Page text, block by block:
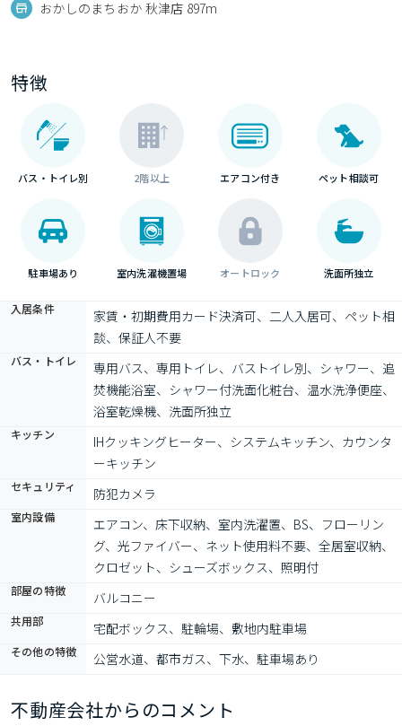
おかしのまちおか 秋津店 897m
特徴
バス・トイレ別 2階以上 エアコン付き ペット相談可
駐車場あり 室内洗濯機置場 オートロック 洗面所独立
入居条件
家賃・初期費用カード決済可、二人入居可、ペット相
談、保証人不要
バス・トイレ
専用バス、専用トイレ、バストイレ別、シャワー、追
焚機能浴室、シャワー付洗面化粧台、温水洗浄便座、
浴室乾燥機、洗面所独立
キッチン
IHクッキングヒーター、システムキッチン、カウンタ
ーキッチン
セキュリティ 防犯カメラ
室内設備
エアコン、床下収納、室内洗濯置、BS、フローリン
グ、光ファイバー、ネット使用料不要、全居室収納、
クロゼット、シューズボックス、照明付
部屋の特徴 バルコニー
共用部 宅配ボックス、駐輪場、敷地内駐車場
その他の特徴 公営水道、都市ガス、下水、駐車場あり
不動産会社からのコメント